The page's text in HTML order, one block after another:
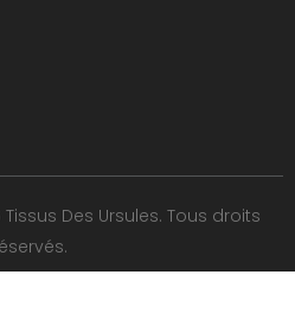
Des Ursules. Tous droits